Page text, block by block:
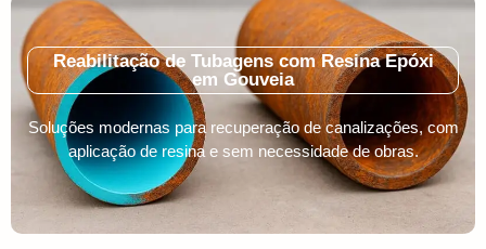
Reabilitação de Tubagens com Resina Epóxi
em Gouveia
Soluções modernas para recuperação de canalizações, com
aplicação de resina e sem necessidade de obras.